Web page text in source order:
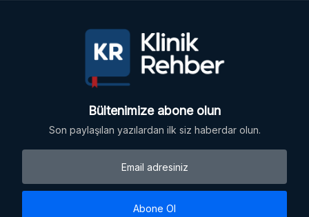
Bültenimize abone olun
Son paylaşılan yazılardan ilk siz haberdar olun.
Abone Ol